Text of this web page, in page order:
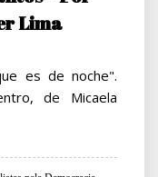
Lima
es de noche".
de Micaela